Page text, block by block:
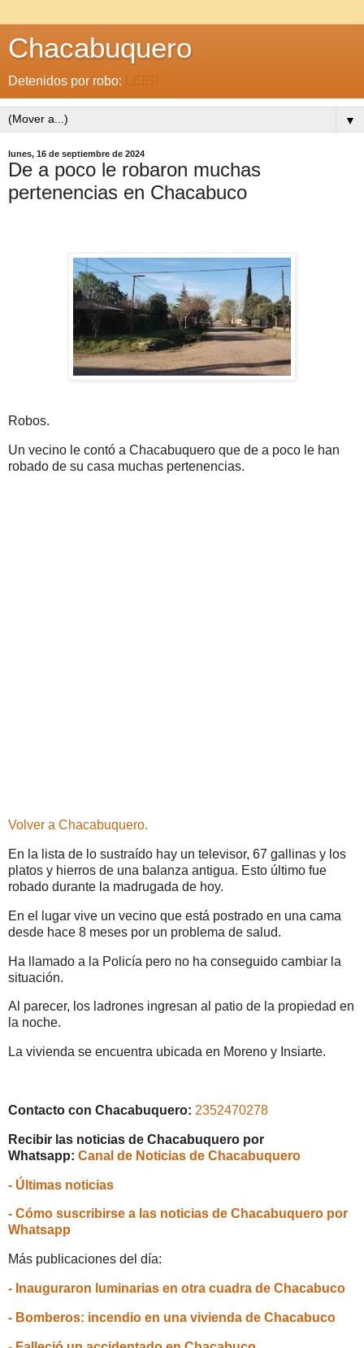
Chacabuquero
Detenidos por robo: LEER
▼
lunes, 16 de septiembre de 2024
De a poco le robaron muchas
pertenencias en Chacabuco
Robos.
Un vecino le contó a Chacabuquero que de a poco le han
robado de su casa muchas pertenencias.
Volver a Chacabuquero.
En la lista de lo sustraído hay un televisor, 67 gallinas y los
platos y hierros de una balanza antigua. Esto último fue
robado durante la madrugada de hoy.
En el lugar vive un vecino que está postrado en una cama
desde hace 8 meses por un problema de salud.
Ha llamado a la Policía pero no ha conseguido cambiar la
situación.
Al parecer, los ladrones ingresan al patio de la propiedad en
la noche.
La vivienda se encuentra ubicada en Moreno y Insiarte.
Contacto con Chacabuquero: 2352470278
Recibir las noticias de Chacabuquero por
Whatsapp: Canal de Noticias de Chacabuquero
- Últimas noticias
- Cómo suscribirse a las noticias de Chacabuquero por
Whatsapp
Más publicaciones del día:
- Inauguraron luminarias en otra cuadra de Chacabuco
- Bomberos: incendio en una vivienda de Chacabuco